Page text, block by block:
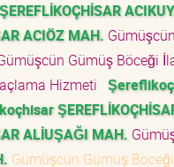
ACIÖZ MAH.
Gümüş Böceği
Hizmeti
ALİUŞAĞI MAH.
Gümüşcün Gümüş